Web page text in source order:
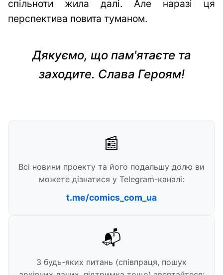
спільноти жила далі. Але наразі ця
перспектива повита туманом.
Дякуємо, що пам'ятаєте та
заходите. Слава Героям!
📰
Всі новини проекту та його подальшу долю ви
можете дізнатися у Telegram-каналі:
t.me/comics_com_ua
📬
З будь-яких питань (співпраця, пошук